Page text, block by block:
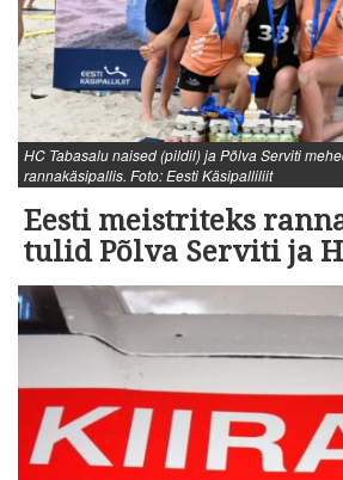
HC Tabasalu naised (pildil) ja Põlva Serviti
rannakäsipallis. Foto: Eesti Käsipalliliit
Eesti meistriteks
tulid Põlva Serviti ja